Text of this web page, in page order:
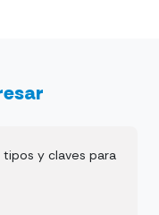
y claves para